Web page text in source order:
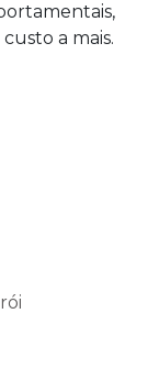
a mais.